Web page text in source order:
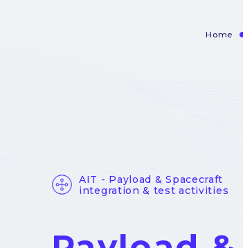
Home
AIT - Payload & Spacecraft
integration & test activities